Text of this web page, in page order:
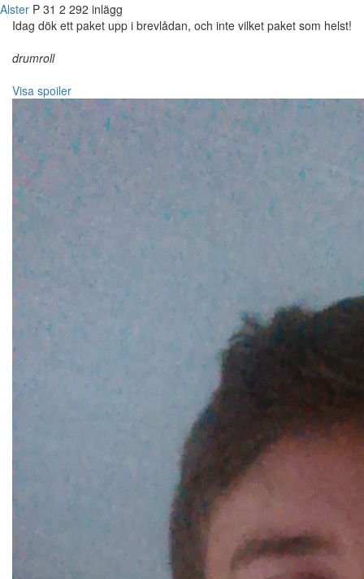
Alster P 31 2 292 inlägg
Idag dök ett paket upp i brevlådan, och inte vilket paket som helst!
drumroll
Visa spoiler